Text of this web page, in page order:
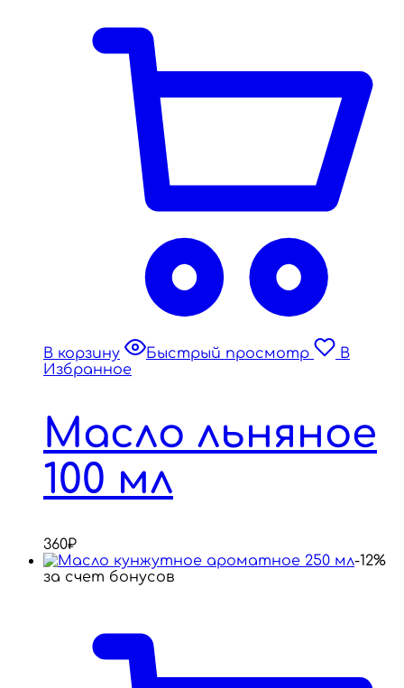
В корзину Быстрый просмотр
В
Избранное
Масло льняное
100 мл
360₽
-12%
за счет бонусов